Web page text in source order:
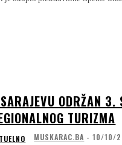
ODRŽAN 3.
TURIZMA
MUSKARAC.BA - 10/10/